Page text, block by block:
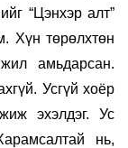
“Цэнхэр алт”
Хүн төрөлхтөн
амьдарсан.
Усгүй хоёр
эхэлдэг. Ус
нь,